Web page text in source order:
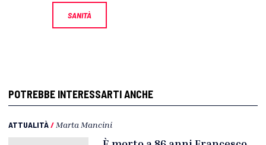
SANITÀ
POTREBBE INTERESSARTI ANCHE
ATTUALITÀ/ Marta Mancini